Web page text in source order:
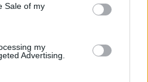
de nuevo en este sitio web o
privacidad.
Sale of my
my
Advertising.